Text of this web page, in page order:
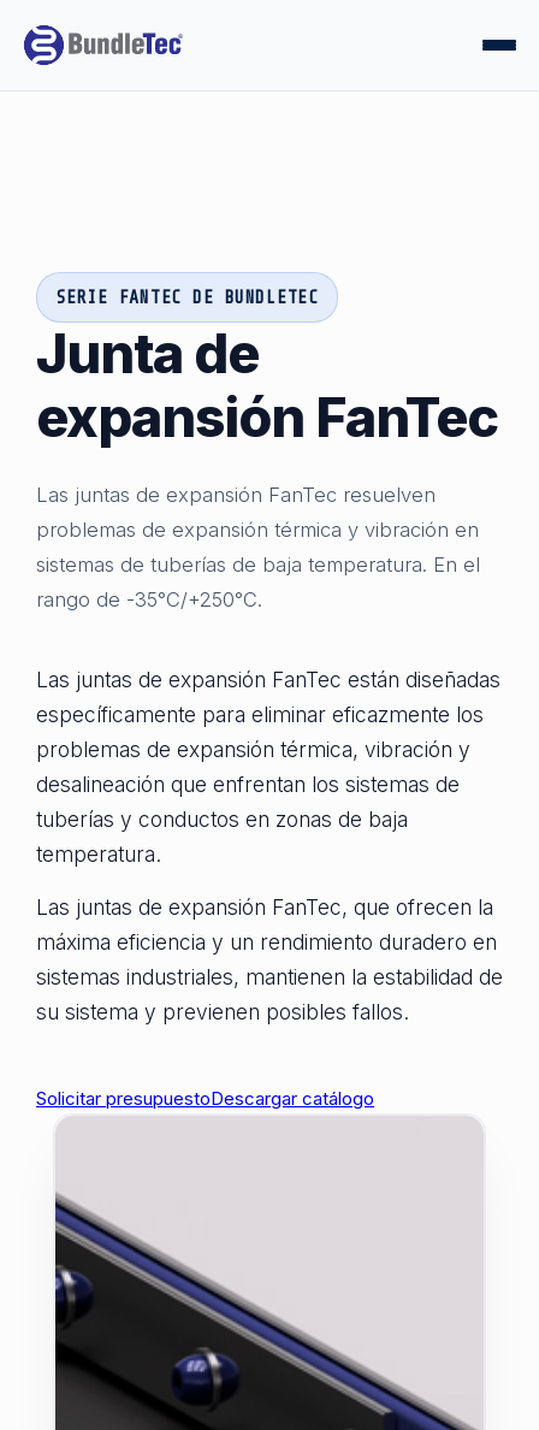
SERIE FANTEC DE BUNDLETEC
Junta de
expansión FanTec
Las juntas de expansión FanTec resuelven
problemas de expansión térmica y vibración en
sistemas de tuberías de baja temperatura. En el
rango de -35°C/+250°C.
Las juntas de expansión FanTec están diseñadas
específicamente para eliminar eficazmente los
problemas de expansión térmica, vibración y
desalineación que enfrentan los sistemas de
tuberías y conductos en zonas de baja
temperatura.
Las juntas de expansión FanTec, que ofrecen la
máxima eficiencia y un rendimiento duradero en
sistemas industriales, mantienen la estabilidad de
su sistema y previenen posibles fallos.
Solicitar presupuestoDescargar catálogo